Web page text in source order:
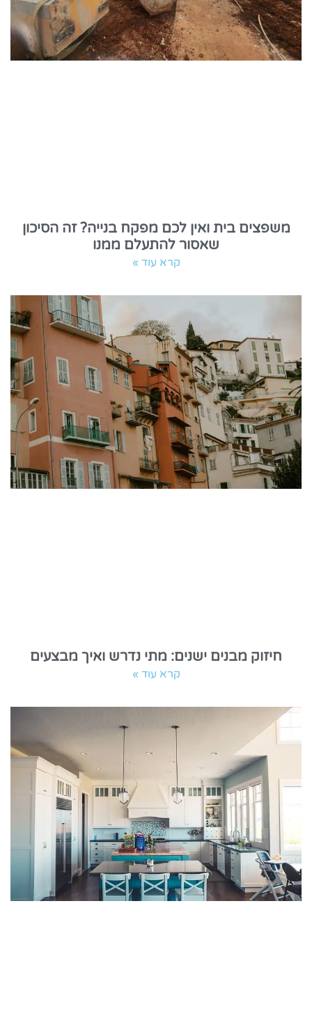
משפצים בית ואין לכם מפקח בנייה? זה הסיכון
שאסור להתעלם ממנו
קרא עוד »
חיזוק מבנים ישנים: מתי נדרש ואיך מבצעים
קרא עוד »